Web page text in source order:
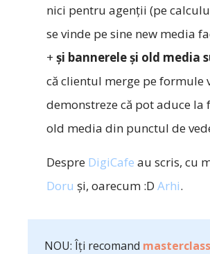
nici pentru agenţii (pe
se vinde pe sine new media
+ şi bannerele şi old
că clientul merge pe formule
demonstreze că pot aduce
old media din punctul de
Despre DigiCafe au scris, cu
Doru şi, oarecum :D Arhi.
NOU: Îți recomand